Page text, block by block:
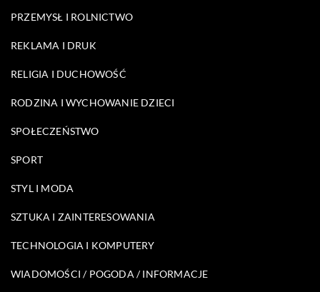
PRZEMYSŁ I ROLNICTWO
REKLAMA I DRUK
RELIGIA I DUCHOWOŚĆ
RODZINA I WYCHOWANIE DZIECI
SPOŁECZEŃSTWO
SPORT
STYL I MODA
SZTUKA I ZAINTERESOWANIA
TECHNOLOGIA I KOMPUTERY
WIADOMOŚCI / POGODA / INFORMACJE